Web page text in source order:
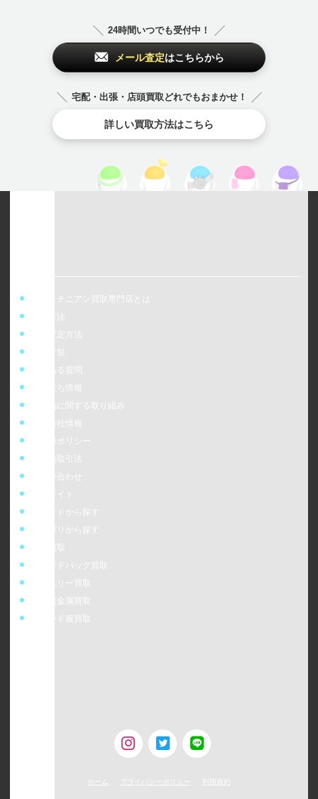
24時間いつでも受付中！
メール査定はこちらから
宅配・出張・店頭買取どれでもおまかせ！
詳しい買取方法はこちら
ウォッチニアン買取専門店とは
買取方法
事前査定方法
店舗一覧
よくある質問
偽造品に関する取り組み
cookieポリシー
特定商取引法
お問い合わせ
販売サイト
ブランドから探す
カテゴリから探す
ブランドバッグ買取
ジュエリー買取
金・貴金属買取
ブランド服買取